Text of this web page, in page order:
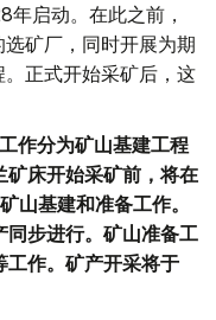
启动。在此之前，
矿厂，同时开展为期
正式开始采矿后，这
作分为矿山基建工程
矿床开始采矿前，将在
山基建和准备工作。
同步进行。矿山准备工
工作。矿产开采将于